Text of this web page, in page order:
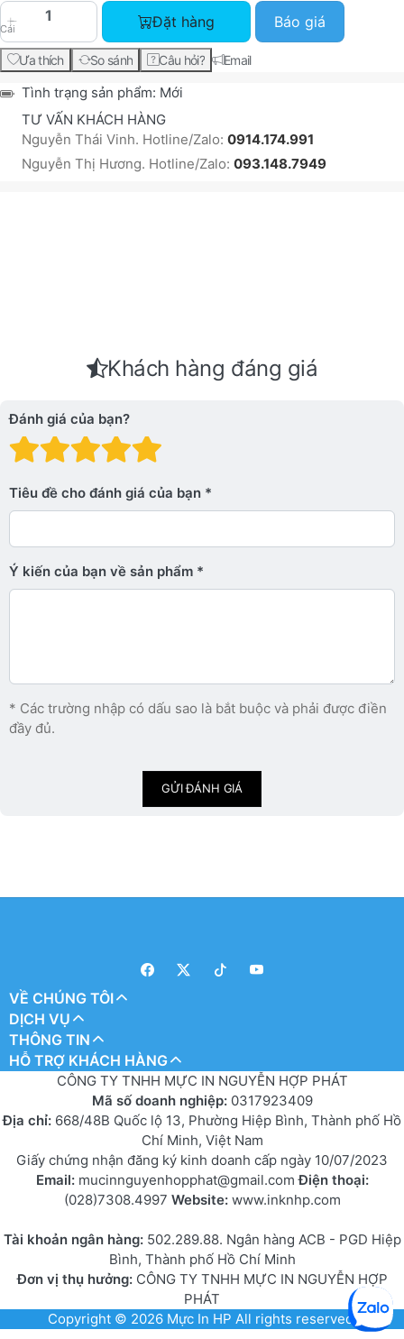
Cái
HP W9037MC Black Managed LaserJet Toner
Đặt hàng Báo giá
Ưa thích So sánh Câu hỏi? Email
Tình trạng sản phẩm: Mới
TƯ VẤN KHÁCH HÀNG
Nguyễn Thái Vinh. Hotline/Zalo: 0914.174.991
Nguyễn Thị Hương. Hotline/Zalo: 093.148.7949
Khách hàng đáng giá
Đánh giá của bạn?
Đánh giá: 4 trên 5
Đánh giá: 3 trên 5 sao.
Đánh giá: 2 trên 5 sao.
Đánh giá: 1 trên 5 sao. Xấu
Tiêu đề cho đánh giá của bạn
Ý kiến ​​của bạn về sản phẩm
* Các trường nhập có dấu sao là bắt buộc và phải được điền
đầy đủ.
GỬI ĐÁNH GIÁ
VỀ CHÚNG TÔI
DỊCH VỤ
THÔNG TIN
HỖ TRỢ KHÁCH HÀNG
CÔNG TY TNHH MỰC IN NGUYỄN HỢP PHÁT
Mã số doanh nghiệp: 0317923409
Địa chỉ: 668/48B Quốc lộ 13, Phường Hiệp Bình, Thành phố Hồ
Chí Minh, Việt Nam
Giấy chứng nhận đăng ký kinh doanh cấp ngày 10/07/2023
Email: mucinnguyenhopphat@gmail.comĐiện thoại:
(028)7308.4997 Website: www.inknhp.com
Tài khoản ngân hàng: 502.289.88. Ngân hàng ACB - PGD Hiệp
Bình, Thành phố Hồ Chí Minh
Đơn vị thụ hưởng:CÔNG TY TNHH MỰC IN NGUYỄN HỢP
PHÁT
Copyright © 2026 Mực In HP All rights reserved.